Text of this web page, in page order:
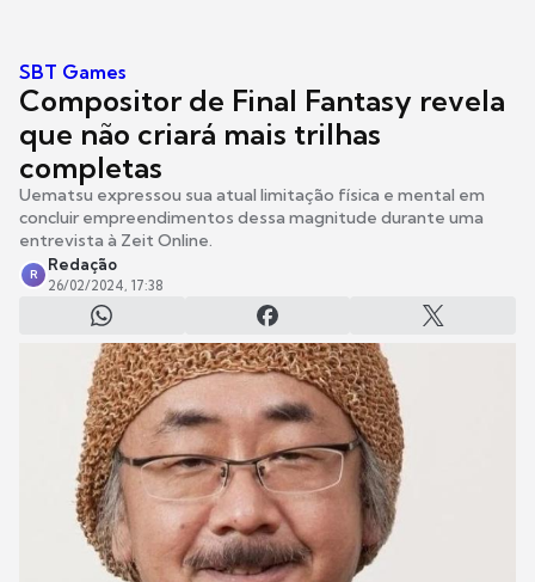
SBT Games
Compositor de Final Fantasy revela
que não criará mais trilhas
completas
Uematsu expressou sua atual limitação física e mental em
concluir empreendimentos dessa magnitude durante uma
entrevista à Zeit Online.
R
Redação
26/02/2024, 17:38